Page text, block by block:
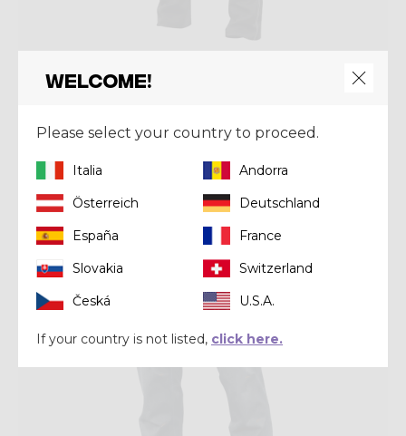
Pant
€ 170,00 € 119,00
Welcome!
Please select your country to proceed.
Italia
Andorra
Österreich
Deutschland
España
France
Slovakia
Switzerland
Česká
U.S.A.
If your country is not listed, click here.